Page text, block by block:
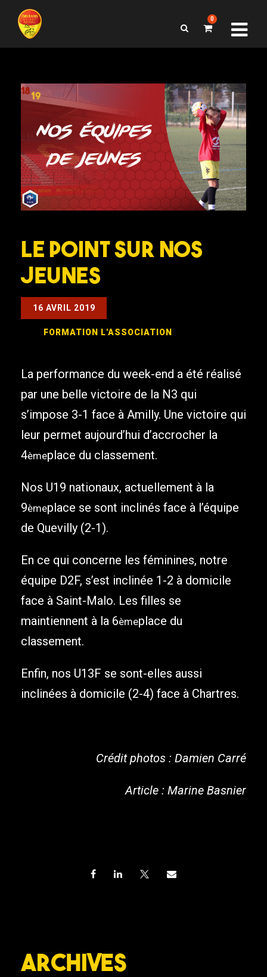
0
Le point sur nos
jeunes
16 AVRIL 2019
FORMATION L'ASSOCIATION
La performance du week-end a été réalisé
par une belle victoire de la N3 qui
s’impose 3-1 face à Amilly. Une victoire qui
leur permet aujourd’hui d’accrocher la
4èmeplace du classement.
Nos U19 nationaux, actuellement à la
9èmeplace se sont inclinés face à l’équipe
de Quevilly (2-1).
En ce qui concerne les féminines, notre
équipe D2F, s’est inclinée 1-2 à domicile
face à Saint-Malo. Les filles se
maintiennent à la 6èmeplace du
classement.
Enfin, nos U13F se sont-elles aussi
inclinées à domicile (2-4) face à Chartres.
Crédit photos : Damien Carré
Article : Marine Basnier
Archives